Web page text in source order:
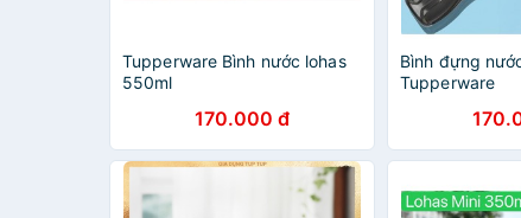
Tupperware Bình nước lohas
550ml
170.000 đ
Bình đựng
Tupperware